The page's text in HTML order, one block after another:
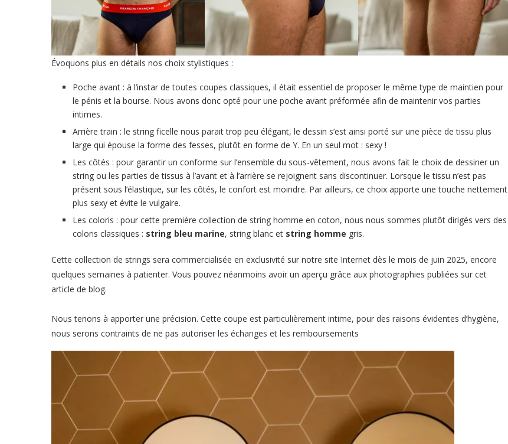
Évoquons plus en détails nos choix stylistiques :
Poche avant : à l’instar de toutes coupes classiques, il était essentiel de proposer le même type de maintien pour
le pénis et la bourse. Nous avons donc opté pour une poche avant préformée afin de maintenir vos parties
intimes.
Arrière train : le string ficelle nous parait trop peu élégant, le dessin s’est ainsi porté sur une pièce de tissu plus
large qui épouse la forme des fesses, plutôt en forme de Y. En un seul mot : sexy !
Les côtés : pour garantir un conforme sur l’ensemble du sous-vêtement, nous avons fait le choix de dessiner un
string ou les parties de tissus à l’avant et à l’arrière se rejoignent sans discontinuer. Lorsque le tissu n’est pas
présent sous l’élastique, sur les côtés, le confort est moindre. Par ailleurs, ce choix apporte une touche nettement
plus sexy et évite le vulgaire.
Les coloris : pour cette première collection de string homme en coton, nous nous sommes plutôt dirigés vers des
coloris classiques : string bleu marine, string blanc et string homme gris.
Cette collection de strings sera commercialisée en exclusivité sur notre site Internet dès le mois de juin 2025, encore
quelques semaines à patienter. Vous pouvez néanmoins avoir un aperçu grâce aux photographies publiées sur cet
article de blog.
Nous tenons à apporter une précision. Cette coupe est particulièrement intime, pour des raisons évidentes d’hygiène,
nous serons contraints de ne pas autoriser les échanges et les remboursements